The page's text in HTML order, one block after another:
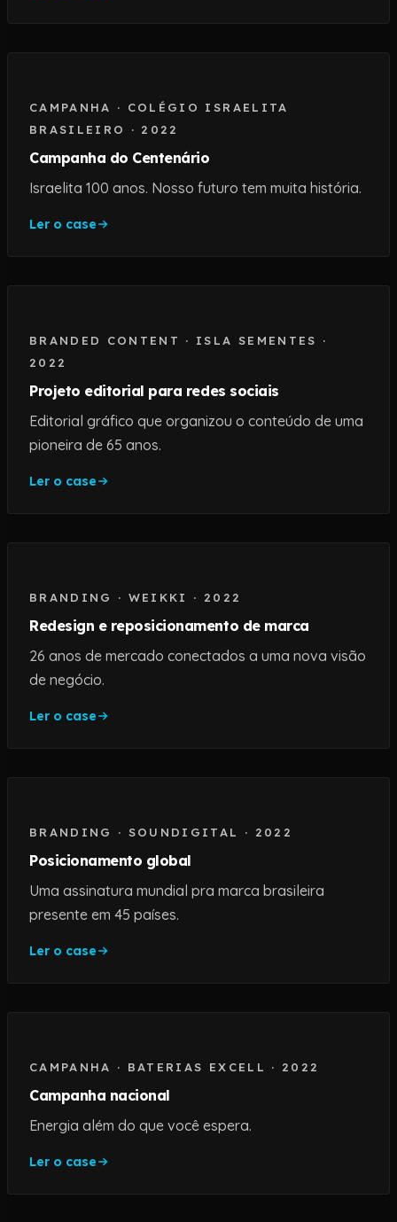
CAMPANHA · COLÉGIO ISRAELITA
BRASILEIRO
· 2022
Campanha do Centenário
Israelita 100 anos. Nosso futuro tem muita história.
Ler o case
BRANDED CONTENT · ISLA SEMENTES
·
2022
Projeto editorial para redes sociais
Editorial gráfico que organizou o conteúdo de uma
pioneira de 65 anos.
Ler o case
BRANDING · WEIKKI · 2022
Redesign e reposicionamento de marca
26 anos de mercado conectados a uma nova visão
de negócio.
Ler o case
BRANDING · SOUNDIGITAL · 2022
Posicionamento global
Uma assinatura mundial pra marca brasileira
presente em 45 países.
Ler o case
CAMPANHA · BATERIAS EXCELL · 2022
Campanha nacional
Energia além do que você espera.
Ler o case